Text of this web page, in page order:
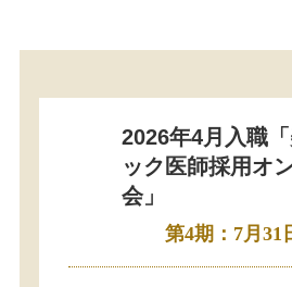
2026年4月入職
ック医師採用オ
会」
第4期：7月31